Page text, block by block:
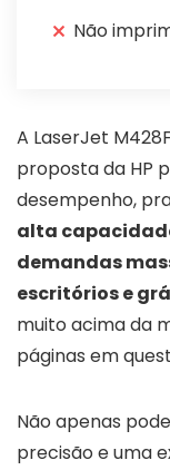
Não
A LaserJet
proposta da HP
desempenho,
alta
demandas
escritórios e
muito acima da
páginas em
Não apenas
precisão e uma